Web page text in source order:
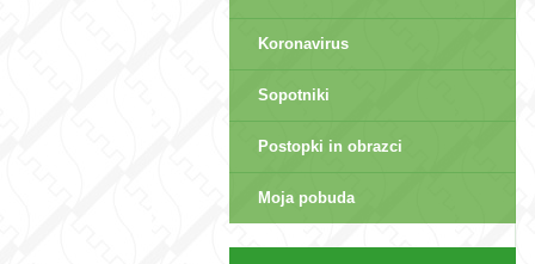
Koronavirus
Sopotniki
Postopki in obrazci
Moja pobuda